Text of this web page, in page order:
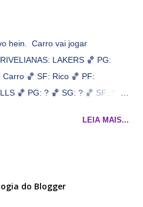
hein. Carro vai jogar
LAKERS 🏀 PG:
🏀 SF: Rico 🏀 PF:
🏀 PG: ? 🏀 SG: ? 🏀 SF: ? 🏀
NBA League Pass,
LEIA MAIS...
do Blogger